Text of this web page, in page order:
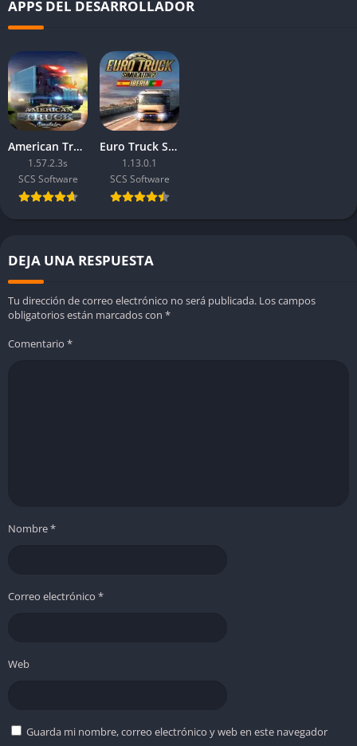
constante.
Euro Truck Simulator 2 para PC es la opción ideal para los
amantes de la simulación y la conducción, ofreciendo una
experiencia profunda y relajante que te permite explorar
Europa a tu propio ritmo, gestionando cada aspecto de tu vida
como camionero profesional.
APPS DEL DESARROLLADOR
American Truck Simulator
1.57.2.3s
SCS Software
Euro Truck Simulator 2 – Iberia
1.13.0.1
SCS Software
DEJA UNA RESPUESTA
Tu dirección de correo electrónico no será publicada. Los campos
obligatorios están marcados con *
Comentario *
Nombre*
Correo electrónico *
Web
Guarda mi nombre, correo electrónico y web en este navegador